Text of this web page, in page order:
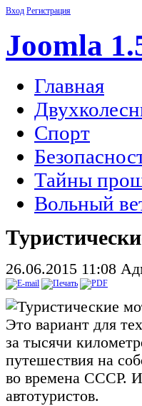
Вход Регистрация
Joomla
Главная
Спорт
Тайны
Вольный
26.06.2015 11:08
Туристические
Это вариант для
за тысячи
путешествия на
во времена СССР.
автотуристов.